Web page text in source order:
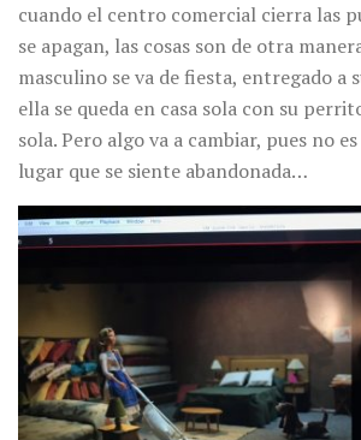
cuando el centro comercial cierra las
se apagan, las cosas son de otra
masculino se va de fiesta, entregado a
ella se queda en casa sola con su
sola. Pero algo va a cambiar, pues no
lugar que se siente abandonada…